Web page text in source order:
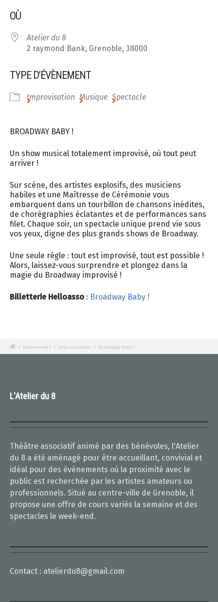
OÙ
Atelier du 8
2 raymond Bank, Grenoble, 38000
TYPE D’ÉVÈNEMENT
Improvisation Musique Spectacle
BROADWAY BABY !
Un show musical totalement improvisé, où tout peut
arriver !
Sur scène, des artistes explosifs, des musiciens
habiles et une Maîtresse de Cérémonie vous
embarquent dans un tourbillon de chansons inédites,
de chorégraphies éclatantes et de performances sans
filet. Chaque soir, un spectacle unique prend vie sous
vos yeux, digne des plus grands shows de Broadway.
Une seule règle : tout est improvisé, tout est possible !
Alors, laissez-vous surprendre et plongez dans la
magie du Broadway improvisé !
Billetterie Helloasso : Broadway Baby !
/ Évènements / Improvisation / Broadway Baby !
L'Atelier du 8
Théâtre associatif animé par des bénévoles, l'Atelier
du 8 a été aménagé pour être accueillant, convivial et
idéal pour des évènements où la proximité avec le
public est recherchée par les artistes amateurs ou
professionnels. Situé au centre-ville de Grenoble, il
propose une offre de cours variés la semaine et des
spectacles le week-end.
Contact : atelierdu8@gmail.com